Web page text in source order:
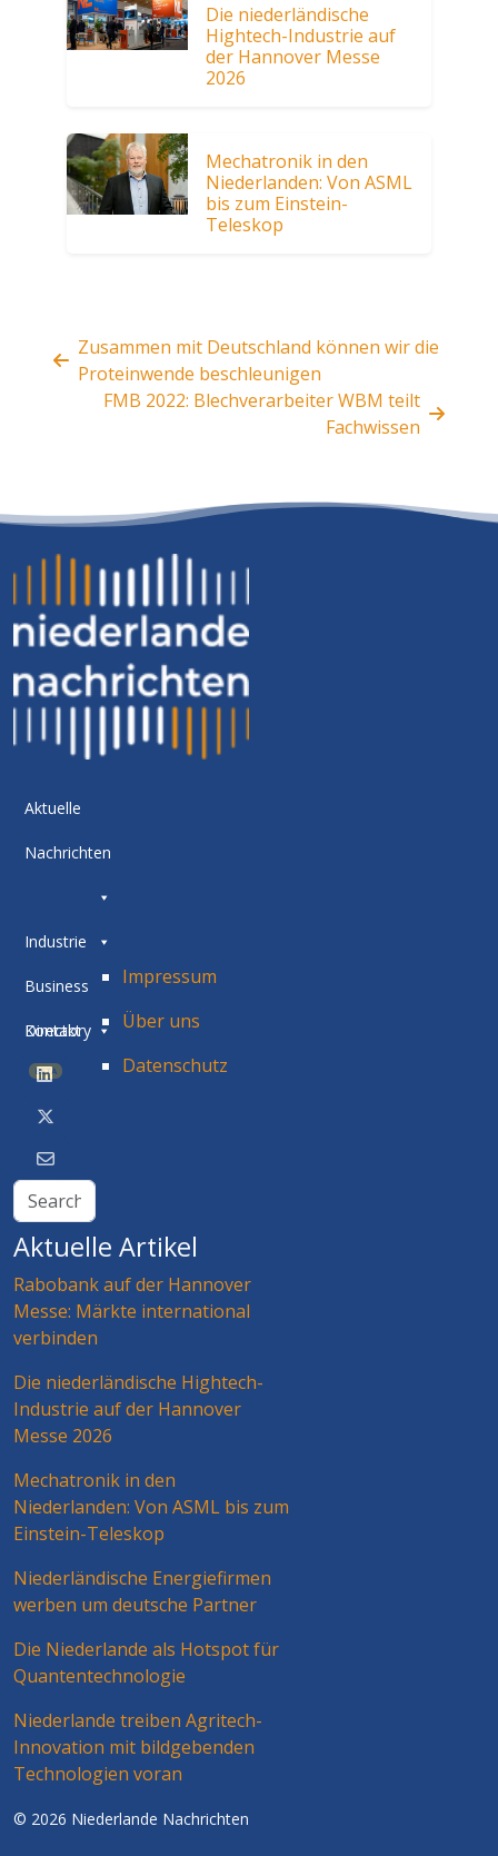
Die niederländische
Hightech-Industrie auf
der Hannover Messe
2026
Mechatronik in den
Niederlanden: Von ASML
bis zum Einstein-
Teleskop
Zusammen mit Deutschland können wir die
Proteinwende beschleunigen
FMB 2022: Blechverarbeiter WBM teilt
Fachwissen
Aktuelle
Nachrichten
Industrie
Business
Directory
BETA
Kontakt
Impressum
Über uns
Datenschutz
Aktuelle Artikel
Rabobank auf der Hannover
Messe: Märkte international
verbinden
Die niederländische Hightech-
Industrie auf der Hannover
Messe 2026
Mechatronik in den
Niederlanden: Von ASML bis zum
Einstein-Teleskop
Niederländische Energiefirmen
werben um deutsche Partner
Die Niederlande als Hotspot für
Quantentechnologie
Niederlande treiben Agritech-
Innovation mit bildgebenden
Technologien voran
© 2026 Niederlande Nachrichten